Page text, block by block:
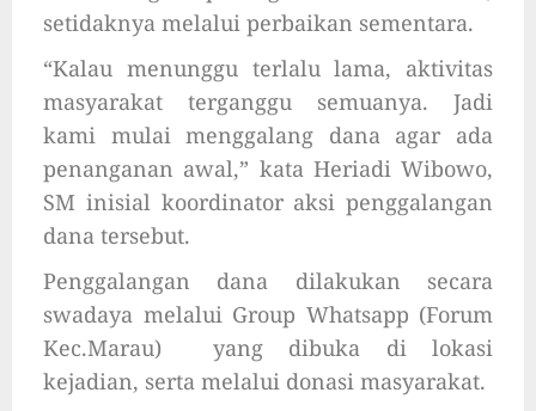
setidaknya melalui perbaikan sementara.
“Kalau menunggu terlalu lama, aktivitas
masyarakat terganggu semuanya. Jadi
kami mulai menggalang dana agar ada
penanganan awal,” kata Heriadi Wibowo,
SM inisial koordinator aksi penggalangan
dana tersebut.
Penggalangan dana dilakukan secara
swadaya melalui Group Whatsapp (Forum
Kec.Marau) yang dibuka di lokasi
kejadian, serta melalui donasi masyarakat.